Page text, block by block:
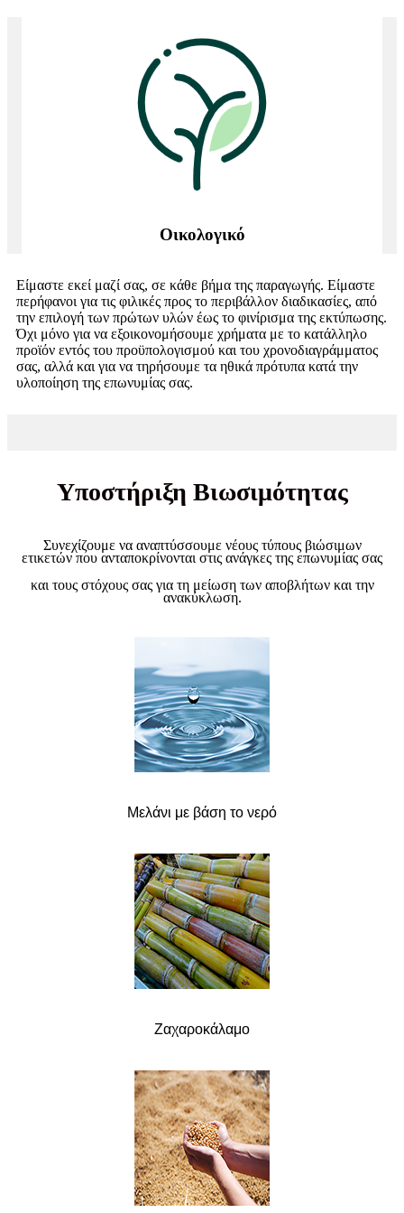
Οικολογικό
Είμαστε εκεί μαζί σας, σε κάθε βήμα της παραγωγής. Είμαστε
περήφανοι για τις φιλικές προς το περιβάλλον διαδικασίες, από
την επιλογή των πρώτων υλών έως το φινίρισμα της εκτύπωσης.
Όχι μόνο για να εξοικονομήσουμε χρήματα με το κατάλληλο
προϊόν εντός του προϋπολογισμού και του χρονοδιαγράμματος
σας, αλλά και για να τηρήσουμε τα ηθικά πρότυπα κατά την
υλοποίηση της επωνυμίας σας.
Υποστήριξη Βιωσιμότητας
Συνεχίζουμε να αναπτύσσουμε νέους τύπους βιώσιμων
ετικετών που ανταποκρίνονται στις ανάγκες της επωνυμίας σας
και τους στόχους σας για τη μείωση των αποβλήτων και την
ανακύκλωση.
Μελάνι με βάση το νερό
Ζαχαροκάλαμο